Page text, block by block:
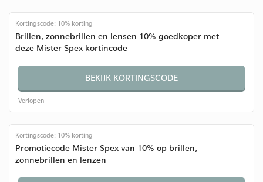
Kortingscode: 10% korting
Brillen, zonnebrillen en lensen 10% goedkoper met
deze Mister Spex kortincode
BEKIJK KORTINGSCODE
Verlopen
Kortingscode: 10% korting
Promotiecode Mister Spex van 10% op brillen,
zonnebrillen en lenzen